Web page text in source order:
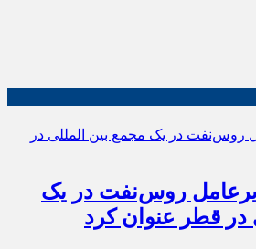
روس‌نفت در یک
در قطر عنوان کرد